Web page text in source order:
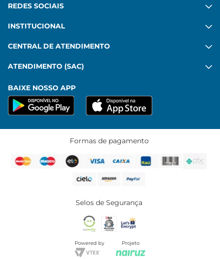
REDES SOCIAIS
INSTITUCIONAL
CENTRAL DE ATENDIMENTO
ATENDIMENTO (SAC)
BAIXE NOSSO APP
Formas de pagamento
Selos de Segurança
Powered by Projeto